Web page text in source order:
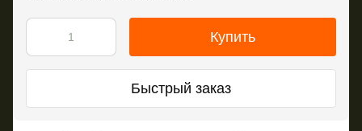
Купить
Быстрый заказ